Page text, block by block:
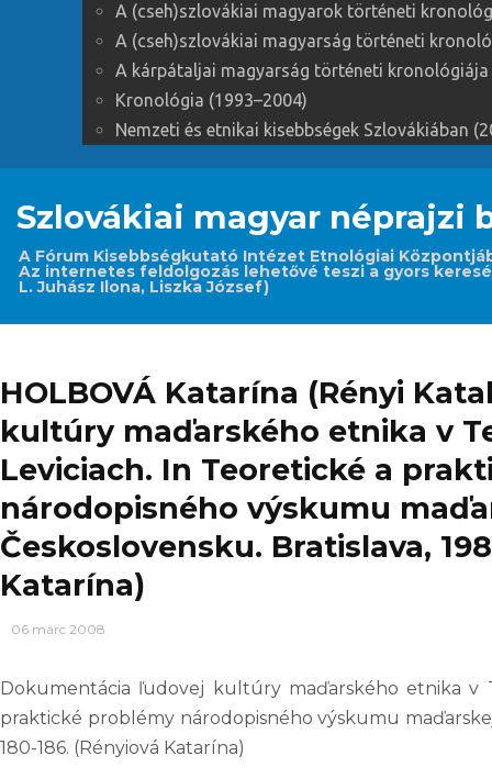
A (cseh)szlovákiai magyarok történeti
A (cseh)szlovákiai magyarság történeti
A kárpátaljai magyarság történeti kronológiája
Kronológia (1993–2004)
Nemzeti és etnikai kisebbségek Szlovákiában
Szlovákiai magyar néprajzi
A Fórum Kisebbségkutató Intézet Etnológiai
Az internetes feldolgozás lehetővé teszi a gyors
L. Juhász Ilona, Liszka József)
HOLBOVÁ Katarína (Rényi
kultúry maďarského etnika v
Leviciach. In Teoretické a
národopisného výskumu
Československu. Bratislava,
Katarína)
06 márc 2008
Dokumentácia ľudovej kultúry maďarského etnika v
praktické problémy národopisného výskumu
180-186. (Rényiová Katarína)